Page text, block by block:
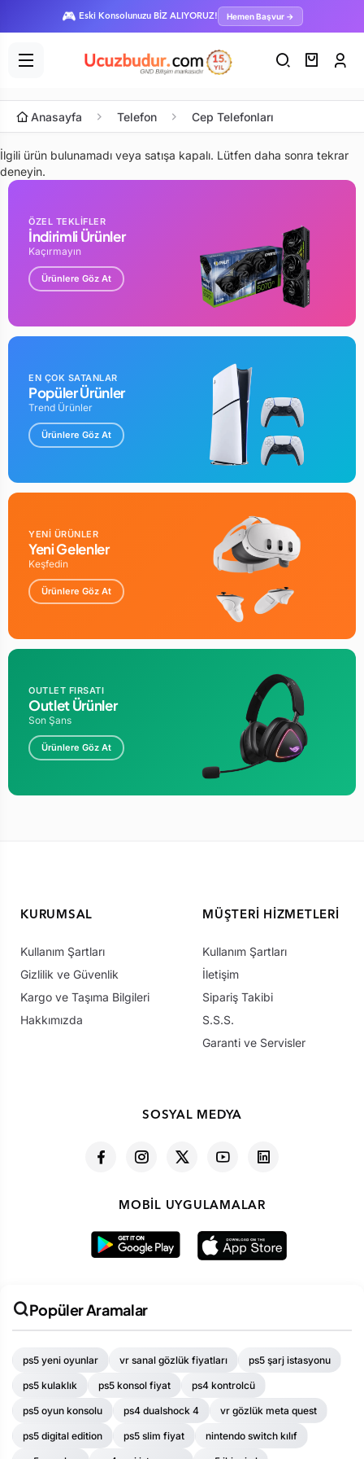
🎮 Eski Konsolunuzu BİZ ALIYORUZ! Hemen Başvur →
Anasayfa Telefon Cep Telefonları
İlgili ürün bulunamadı veya satışa kapalı. Lütfen daha sonra tekrar
deneyin.
ÖZEL TEKLİFLER
İndirimli Ürünler
Kaçırmayın
Ürünlere Göz At
EN ÇOK SATANLAR
Popüler Ürünler
Trend Ürünler
Ürünlere Göz At
YENİ ÜRÜNLER
Yeni Gelenler
Keşfedin
Ürünlere Göz At
OUTLET FIRSATI
Outlet Ürünler
Son Şans
Ürünlere Göz At
KURUMSAL
Kullanım Şartları
Gizlilik ve Güvenlik
Kargo ve Taşıma Bilgileri
Hakkımızda
MÜŞTERI HIZMETLERI
Kullanım Şartları
İletişim
Sipariş Takibi
S.S.S.
Garanti ve Servisler
SOSYAL MEDYA
MOBIL UYGULAMALAR
Popüler Aramalar
ps5 yeni oyunlar vr sanal gözlük fiyatları ps5 şarj istasyonu
ps5 kulaklık ps5 konsol fiyat ps4 kontrolcü
ps5 oyun konsolu ps4 dualshock 4 vr gözlük meta quest
ps5 digital edition ps5 slim fiyat nintendo switch kılıf